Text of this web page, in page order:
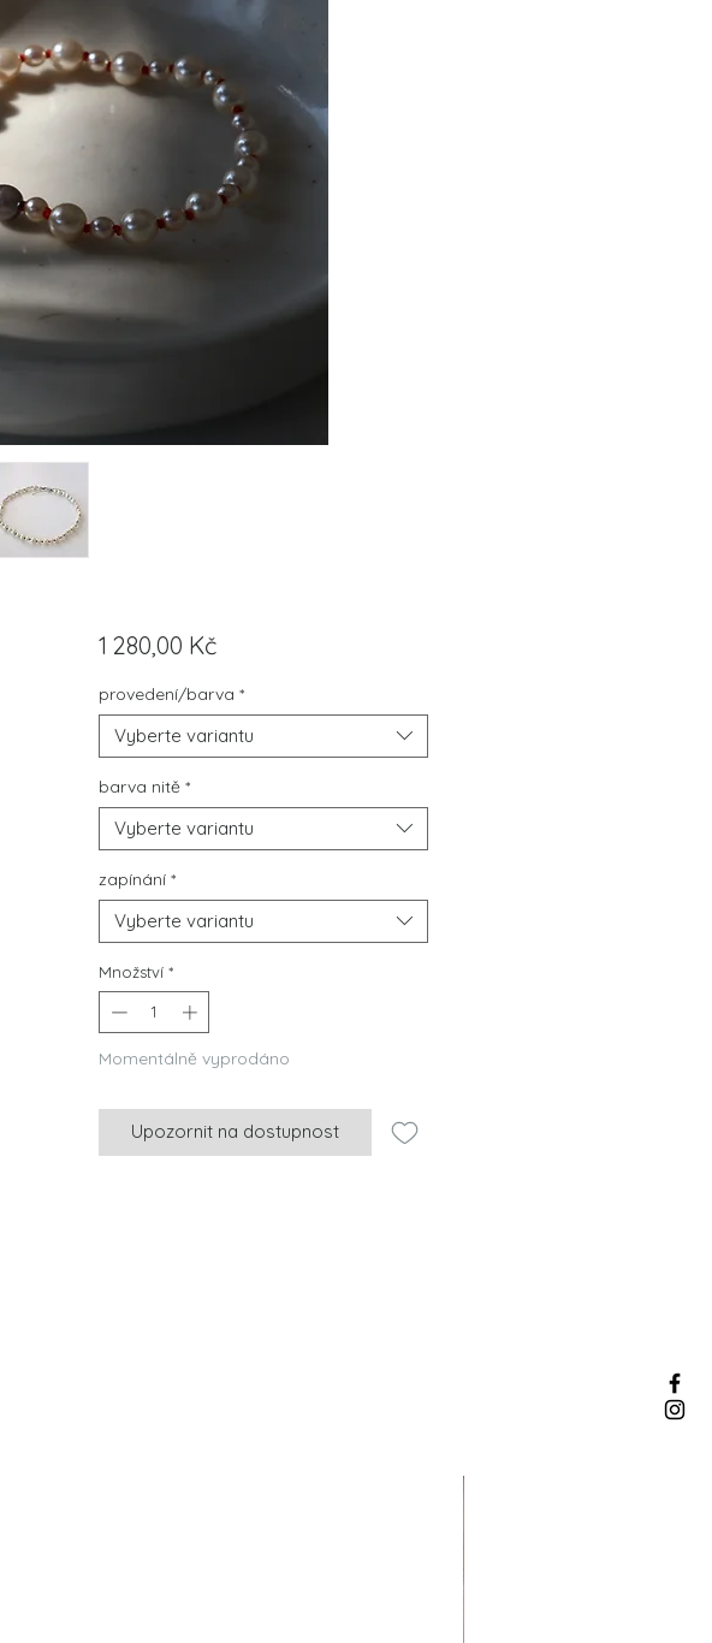
1 280,00 KčCena
provedení/barva *
Vyberte variantu
barva nitě *
Vyberte variantu
zapínání *
Vyberte variantu
Množství *
Momentálně vyprodáno
Upozornit na dostupnost